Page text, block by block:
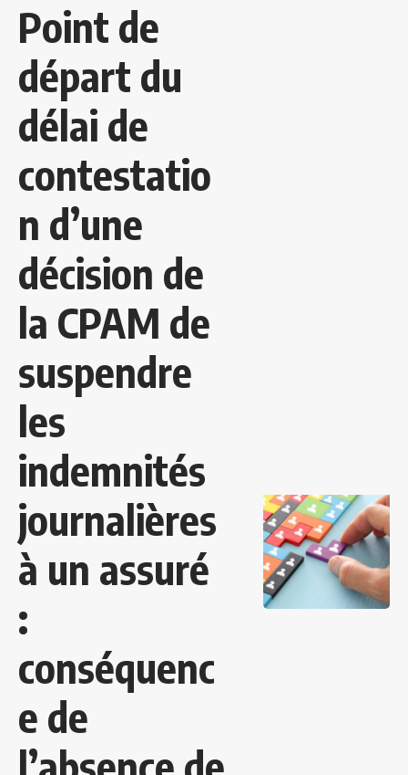
Point de
départ du
délai de
contestatio
n d’une
décision de
la CPAM de
suspendre
les
indemnités
journalières
à un assuré
:
conséquenc
e de